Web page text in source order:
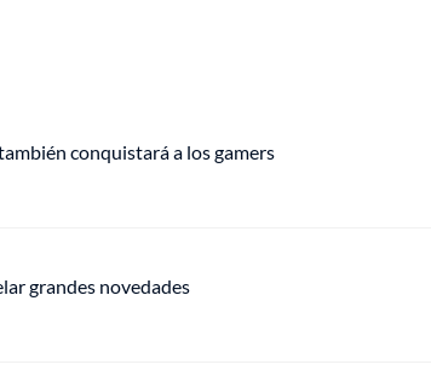
conquistará a los gamers
grandes novedades